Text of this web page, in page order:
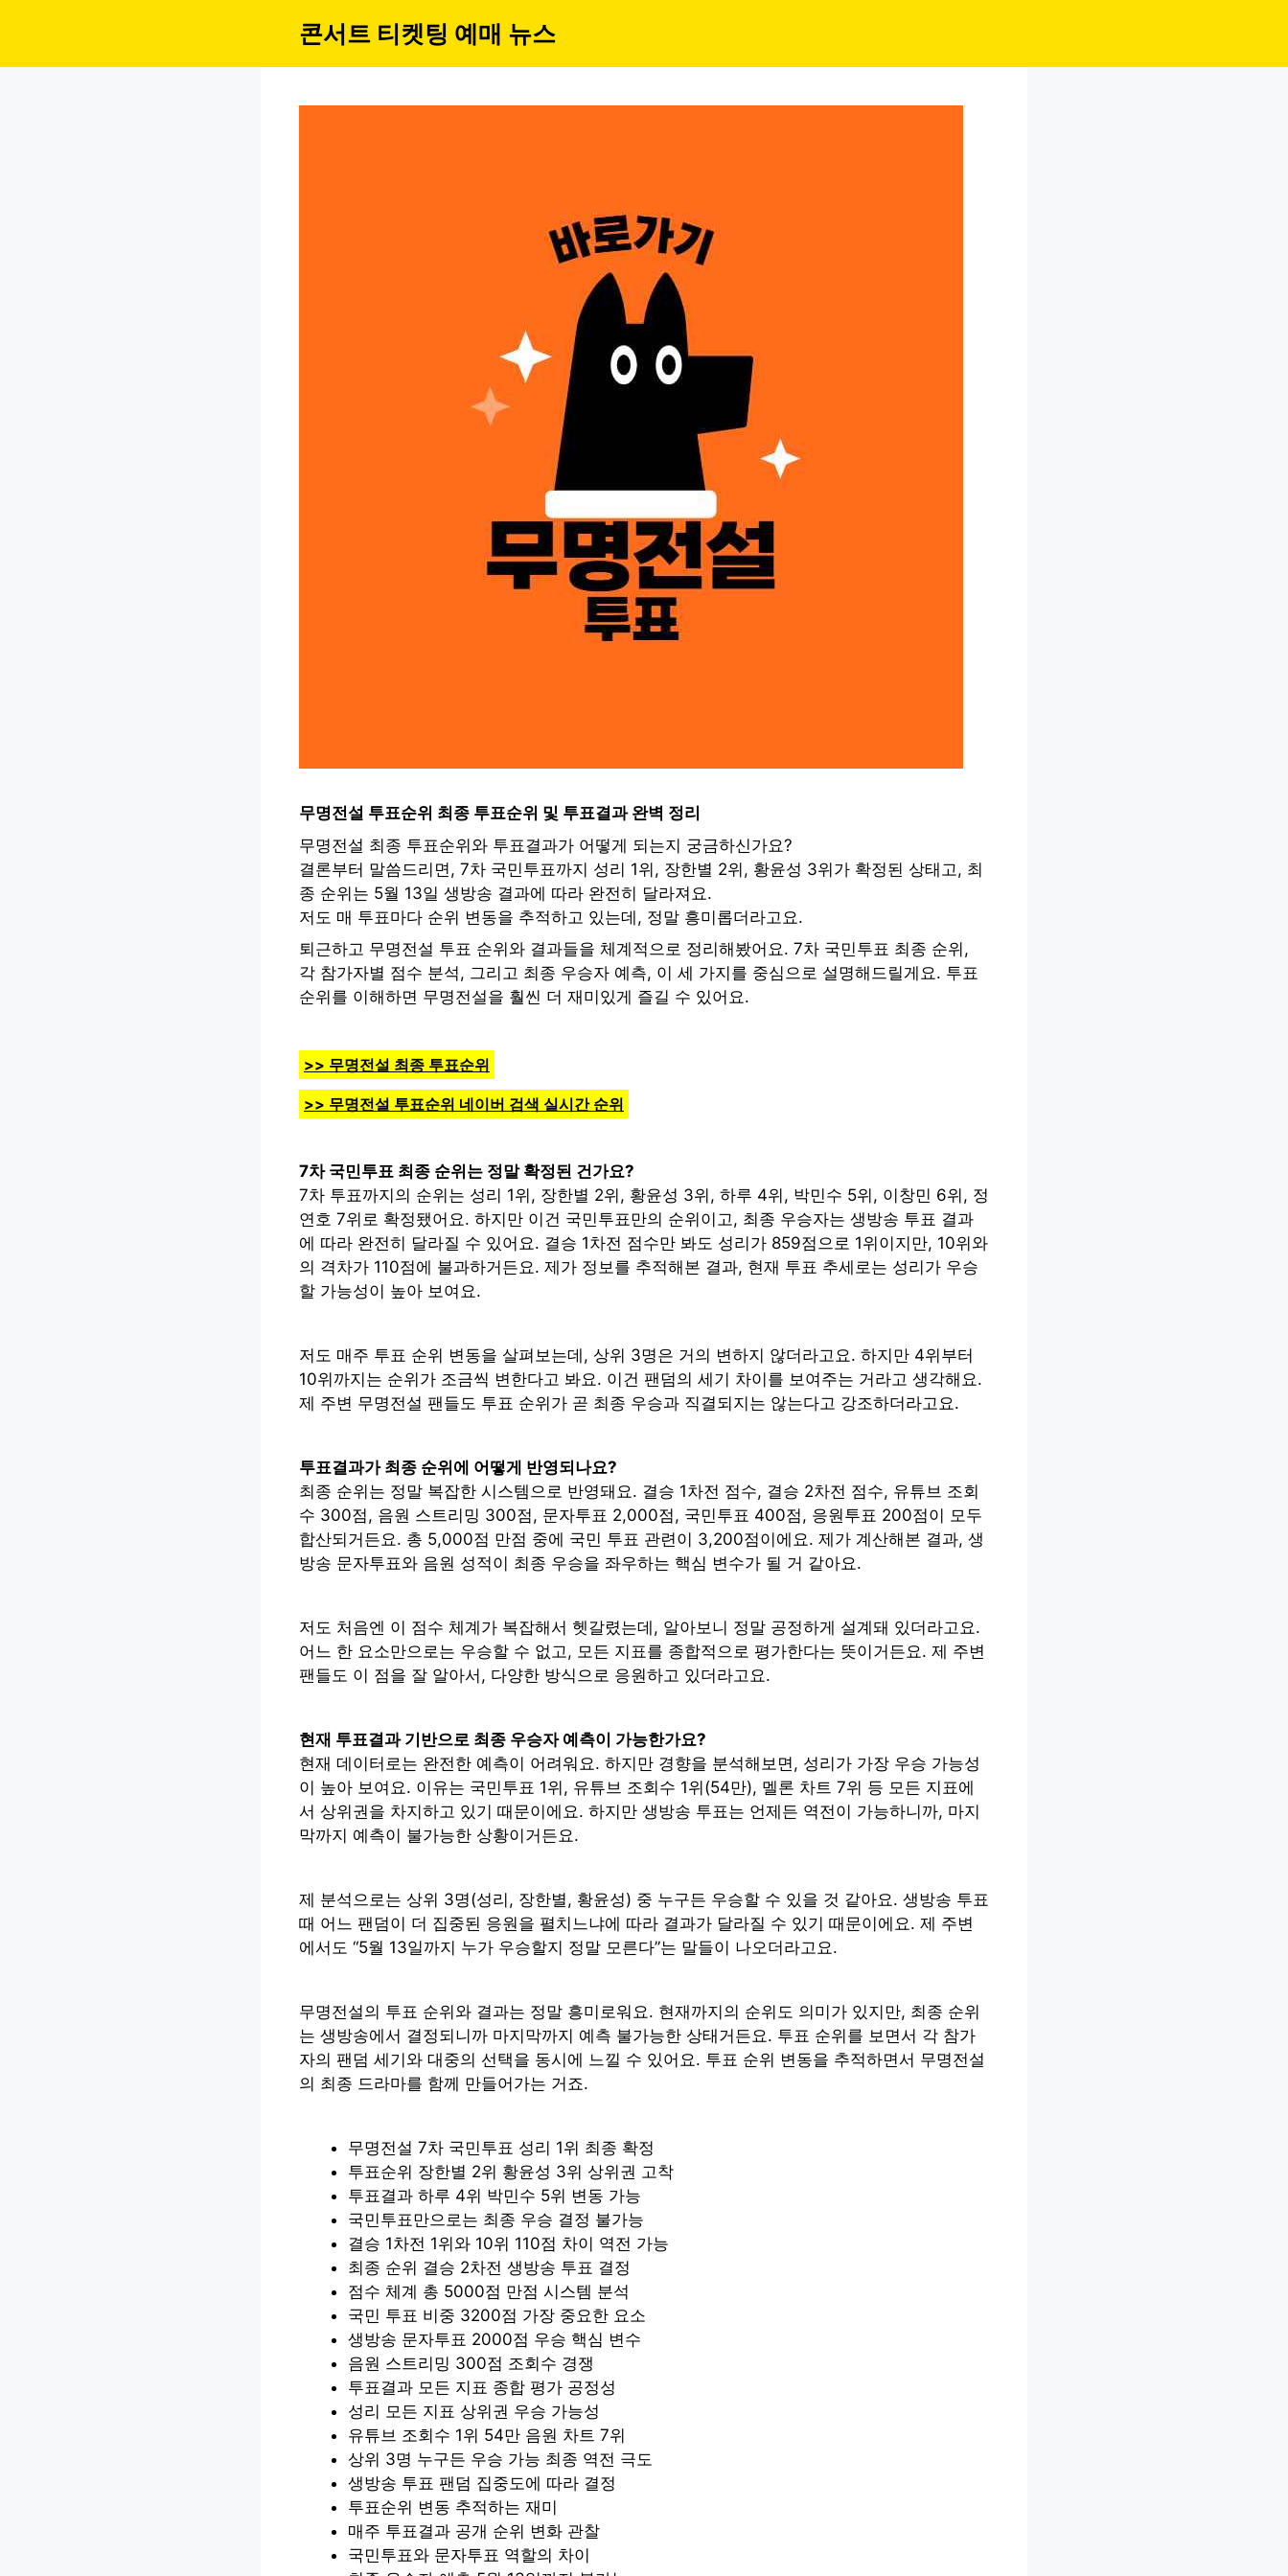
콘서트 티켓팅 예매 뉴스
무명전설 투표순위 최종 투표순위 및 투표결과 완벽 정리
무명전설 최종 투표순위와 투표결과가 어떻게 되는지 궁금하신가요?
결론부터 말씀드리면, 7차 국민투표까지 성리 1위, 장한별 2위, 황윤성 3위가 확정된 상태고, 최
종 순위는 5월 13일 생방송 결과에 따라 완전히 달라져요.
저도 매 투표마다 순위 변동을 추적하고 있는데, 정말 흥미롭더라고요.
퇴근하고 무명전설 투표 순위와 결과들을 체계적으로 정리해봤어요. 7차 국민투표 최종 순위,
각 참가자별 점수 분석, 그리고 최종 우승자 예측, 이 세 가지를 중심으로 설명해드릴게요. 투표
순위를 이해하면 무명전설을 훨씬 더 재미있게 즐길 수 있어요.
>> 무명전설 최종 투표순위
>> 무명전설 투표순위 네이버 검색 실시간 순위
7차 국민투표 최종 순위는 정말 확정된 건가요?
7차 투표까지의 순위는 성리 1위, 장한별 2위, 황윤성 3위, 하루 4위, 박민수 5위, 이창민 6위, 정
연호 7위로 확정됐어요. 하지만 이건 국민투표만의 순위이고, 최종 우승자는 생방송 투표 결과
에 따라 완전히 달라질 수 있어요. 결승 1차전 점수만 봐도 성리가 859점으로 1위이지만, 10위와
의 격차가 110점에 불과하거든요. 제가 정보를 추적해본 결과, 현재 투표 추세로는 성리가 우승
할 가능성이 높아 보여요.
저도 매주 투표 순위 변동을 살펴보는데, 상위 3명은 거의 변하지 않더라고요. 하지만 4위부터
10위까지는 순위가 조금씩 변한다고 봐요. 이건 팬덤의 세기 차이를 보여주는 거라고 생각해요.
제 주변 무명전설 팬들도 투표 순위가 곧 최종 우승과 직결되지는 않는다고 강조하더라고요.
투표결과가 최종 순위에 어떻게 반영되나요?
최종 순위는 정말 복잡한 시스템으로 반영돼요. 결승 1차전 점수, 결승 2차전 점수, 유튜브 조회
수 300점, 음원 스트리밍 300점, 문자투표 2,000점, 국민투표 400점, 응원투표 200점이 모두
합산되거든요. 총 5,000점 만점 중에 국민 투표 관련이 3,200점이에요. 제가 계산해본 결과, 생
방송 문자투표와 음원 성적이 최종 우승을 좌우하는 핵심 변수가 될 거 같아요.
저도 처음엔 이 점수 체계가 복잡해서 헷갈렸는데, 알아보니 정말 공정하게 설계돼 있더라고요.
어느 한 요소만으로는 우승할 수 없고, 모든 지표를 종합적으로 평가한다는 뜻이거든요. 제 주변
팬들도 이 점을 잘 알아서, 다양한 방식으로 응원하고 있더라고요.
현재 투표결과 기반으로 최종 우승자 예측이 가능한가요?
현재 데이터로는 완전한 예측이 어려워요. 하지만 경향을 분석해보면, 성리가 가장 우승 가능성
이 높아 보여요. 이유는 국민투표 1위, 유튜브 조회수 1위(54만), 멜론 차트 7위 등 모든 지표에
서 상위권을 차지하고 있기 때문이에요. 하지만 생방송 투표는 언제든 역전이 가능하니까, 마지
막까지 예측이 불가능한 상황이거든요.
제 분석으로는 상위 3명(성리, 장한별, 황윤성) 중 누구든 우승할 수 있을 것 같아요. 생방송 투표
때 어느 팬덤이 더 집중된 응원을 펼치느냐에 따라 결과가 달라질 수 있기 때문이에요. 제 주변
에서도 “5월 13일까지 누가 우승할지 정말 모른다”는 말들이 나오더라고요.
무명전설의 투표 순위와 결과는 정말 흥미로워요. 현재까지의 순위도 의미가 있지만, 최종 순위
는 생방송에서 결정되니까 마지막까지 예측 불가능한 상태거든요. 투표 순위를 보면서 각 참가
자의 팬덤 세기와 대중의 선택을 동시에 느낄 수 있어요. 투표 순위 변동을 추적하면서 무명전설
의 최종 드라마를 함께 만들어가는 거죠.
무명전설 7차 국민투표 성리 1위 최종 확정
투표순위 장한별 2위 황윤성 3위 상위권 고착
투표결과 하루 4위 박민수 5위 변동 가능
국민투표만으로는 최종 우승 결정 불가능
결승 1차전 1위와 10위 110점 차이 역전 가능
최종 순위 결승 2차전 생방송 투표 결정
점수 체계 총 5000점 만점 시스템 분석
국민 투표 비중 3200점 가장 중요한 요소
생방송 문자투표 2000점 우승 핵심 변수
음원 스트리밍 300점 조회수 경쟁
투표결과 모든 지표 종합 평가 공정성
성리 모든 지표 상위권 우승 가능성
유튜브 조회수 1위 54만 음원 차트 7위
상위 3명 누구든 우승 가능 최종 역전 극도
생방송 투표 팬덤 집중도에 따라 결정
투표순위 변동 추적하는 재미
매주 투표결과 공개 순위 변화 관찰
국민투표와 문자투표 역할의 차이